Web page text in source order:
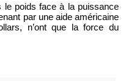
le poids face à la puissance
par une aide américaine
n’ont que la force du